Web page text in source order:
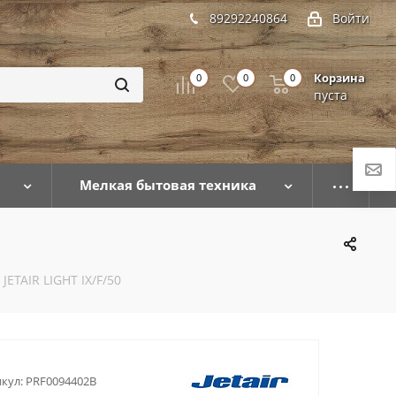
Войти
89292240864
0 0 Корзина
пуста
0
Мелкая бытовая техника
LIGHT IX/F/50
PRF0094402B